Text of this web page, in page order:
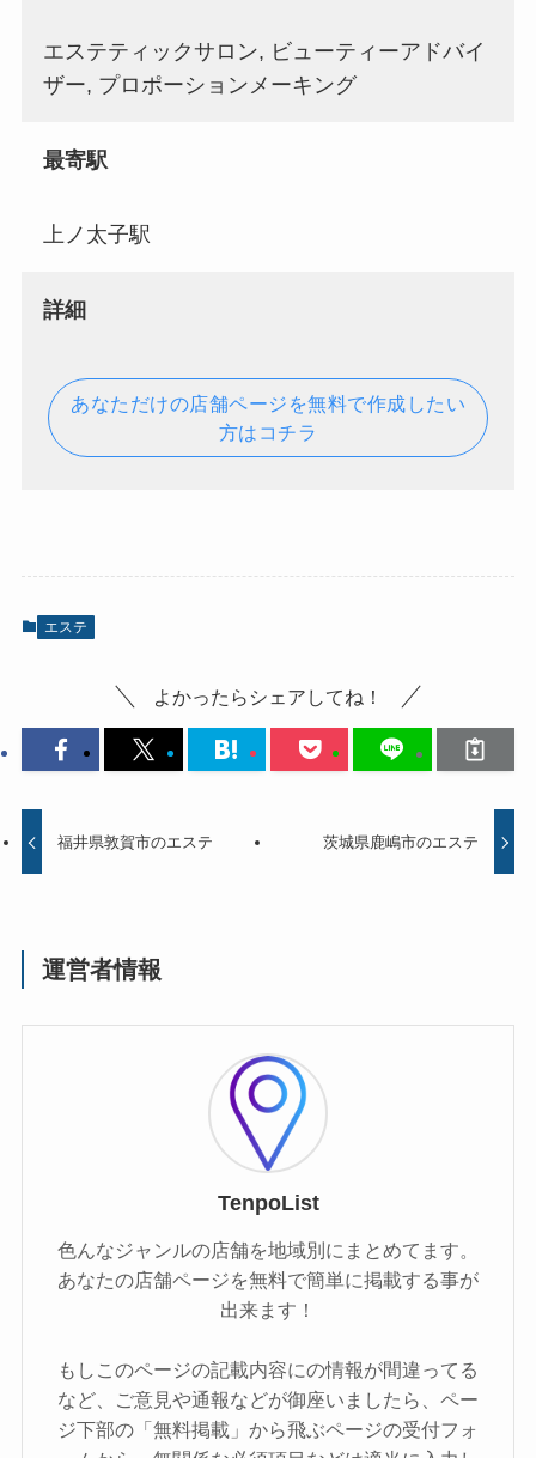
エステティックサロン, ビューティーアドバイ
ザー, プロポーションメーキング
最寄駅
上ノ太子駅
詳細
あなただけの店舗ページを無料で作成したい
方はコチラ
エステ
よかったらシェアしてね！
福井県敦賀市のエステ 茨城県鹿嶋市のエステ
運営者情報
TenpoList
色んなジャンルの店舗を地域別にまとめてます。
あなたの店舗ページを無料で簡単に掲載する事が
出来ます！
もしこのページの記載内容にの情報が間違ってる
など、ご意見や通報などが御座いましたら、ペー
ジ下部の「無料掲載」から飛ぶページの受付フォ